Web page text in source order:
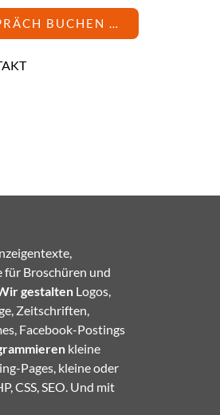
BUCHEN …
Broschüren und
gestalten Logos,
Zeitschriften,
Facebook-Postings
kleine
Pages, kleine oder
CSS, SEO. Und mit